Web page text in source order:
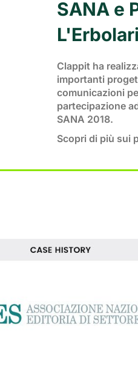
SANA e
Clappit ha
importanti
comunicazioni
partecipazione
SANA 2018.
Scopri di più sui